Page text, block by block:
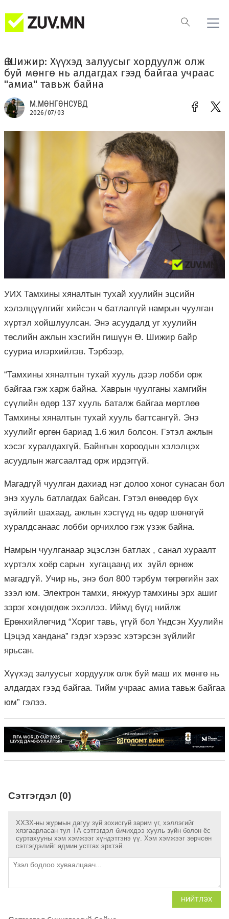
Ө.Шижир: Хүүхэд залуусыг хордуулж олж
буй мөнгө нь алдагдах гээд байгаа учраас
"амиа" тавьж байна
М.МӨНГӨНСУВД
2026/07/03
УИХ Тамхины хяналтын тухай хуулийн эцсийн
хэлэлцүүлгийг хийсэн ч батлалгүй намрын чуулган
хүртэл хойшлуулсан. Энэ асуудалд уг хуулийн
төслийн ажлын хэсгийн гишүүн Ө. Шижир байр
сууриа илэрхийлэв. Тэрбээр,
“Тамхины хяналтын тухай хууль дээр лобби орж
байгаа гэж харж байна. Хаврын чуулганы хамгийн
сүүлийн өдөр 137 хууль баталж байгаа мөртлөө
Тамхины хяналтын тухай хууль багтсангүй. Энэ
хуулийг өргөн бариад 1.6 жил болсон. Гэтэл ажлын
хэсэг хуралдахгүй, Байнгын хороодын хэлэлцэх
асуудлын жагсаалтад орж ирдэггүй.
Магадгүй чуулган дахиад нэг долоо хоног сунасан бол
энэ хууль батлагдах байсан. Гэтэл өнөөдөр бүх
зүйлийг шахаад, ажлын хэсгүүд нь өдөр шөнөгүй
хуралдсанаас лобби орчихлоо гэж үзэж байна.
Намрын чуулганаар эцэслэн батлах , санал хураалт
хүртэлх хоёр сарын хугацаанд их зүйл өрнөж
магадгүй. Учир нь, энэ бол 800 тэрбум төгрөгийн зах
зээл юм. Электрон тамхи, янжуур тамхины эрх ашиг
зэрэг хөндөгдөж эхэллээ. Иймд бүгд нийлж
Ерөнхийлөгчид “Хориг тавь, үгүй бол Үндсэн Хуулийн
Цэцэд хандана” гэдэг хэрээс хэтэрсэн зүйлийг
ярьсан.
Хүүхэд залуусыг хордуулж олж буй маш их мөнгө нь
алдагдах гээд байгаа. Тийм учраас амиа тавьж байгаа
юм” гэлээ.
Сэтгэгдэл (0)
ХХЗХ-ны журмын дагуу зүй зохисгүй зарим үг, хэллэгийг
хязгаарласан тул ТА сэтгэгдэл бичихдээ хууль зүйн болон ёс
суртахууны хэм хэмжээг хүндэтгэнэ үү. Хэм хэмжээг зөрчсөн
сэтгэгдэлийг админ устгах эрхтэй.
НИЙТЛЭХ